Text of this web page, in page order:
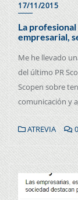
17/11/2015
La
empresarial,
Me he llevado
del último PR
Scopen sobre
comunicación y
ATREVIA 0